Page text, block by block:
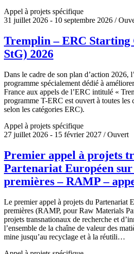
Appel à projets spécifique
31 juillet 2026 - 10 septembre 2026 /
Tremplin – ERC Starting
StG) 2026
Dans le cadre de son plan d’action 2026,
programme spécialement dédié à
France aux appels de l’ERC intitulé «
programme T-ERC est ouvert à toutes
selon les catégories ERC).
Appel à projets spécifique
27 juillet 2026 - 15 février 2027 / Ouvert
Premier appel à projets
Partenariat Européen
premières – RAMP –
Le premier appel à projets du Partenariat
premières (RAMP, pour Raw Materials
projets transnationaux de recherche et
l’ensemble de la chaîne de valeur des
mine jusqu’au recyclage et à la réutili…